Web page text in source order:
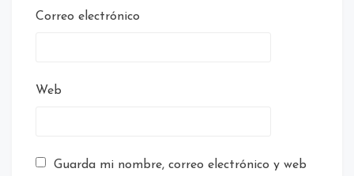
Correo electrónico
Web
Guarda mi nombre, correo electrónico y web